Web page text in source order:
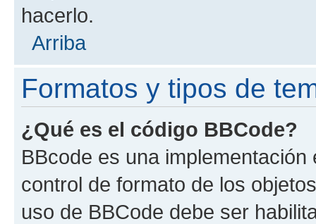
hacerlo.
Arriba
Formatos y tipos de
¿Qué es el código BBCode?
BBcode es una
control de formato de los
uso de BBCode debe ser